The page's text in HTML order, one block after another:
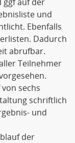
und
Ebenfalls
Dadurch
abrufbar.
Teilnehmer
sechs
schriftlich
und
der